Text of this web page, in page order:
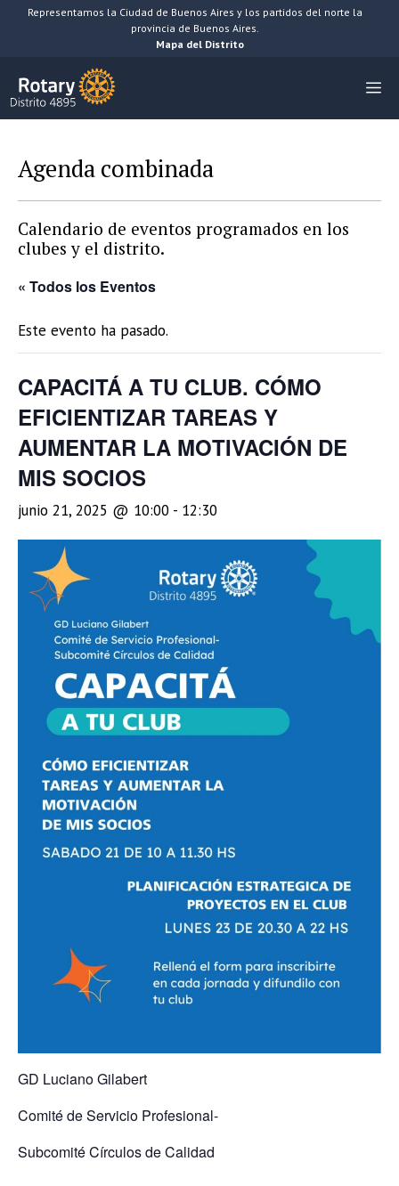
SaltarRepresentamos la Ciudad de Buenos Aires y los partidos del norte la
provincia de Buenos Aires.
Mapa del Distrito
Agenda combinada
Calendario de eventos programados en los
clubes y el distrito.
« Todos los Eventos
Este evento ha pasado.
CAPACITÁ A TU CLUB. CÓMO
EFICIENTIZAR TAREAS Y
AUMENTAR LA MOTIVACIÓN DE
MIS SOCIOS
junio 21, 2025 @ 10:00 - 12:30
GD Luciano Gilabert
Comité de Servicio Profesional-
Subcomité Círculos de Calidad